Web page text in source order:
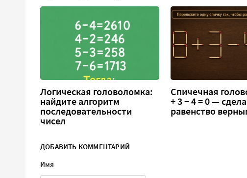
Логическая головоломка:
найдите алгоритм
последовательности
чисел
Спичечная
+ 3 − 4 = 0 —
равенство
ДОБАВИТЬ КОММЕНТАРИЙ
Имя